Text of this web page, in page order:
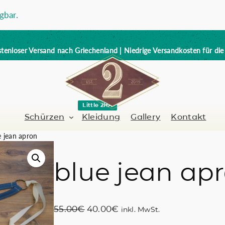
Versand nach Griechenland | Niedrige Versandkosten für die
Schürzen
/ Barman
Barbier-Friseur
Kleidung
Little 2HA
Gallery Kontakt
apron
blue jean
55.00€ U
40.00€ A
inkl. MwSt.